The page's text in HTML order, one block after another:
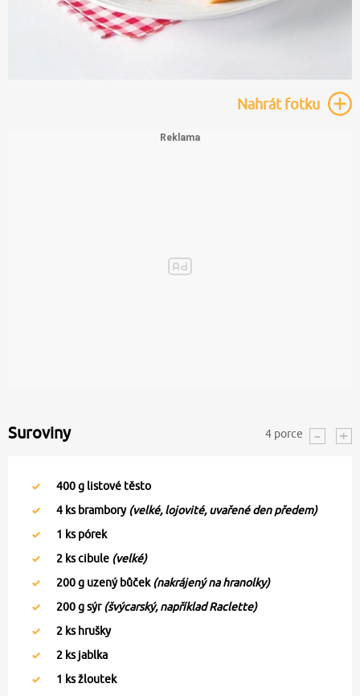
Nahrátfotku
Suroviny 4 porce
400g listové těsto
4 ks brambory(velké, lojovité, uvařené den předem)
1 ks pórek
2 ks cibule (velké)
200g uzený bůček(nakrájený na hranolky)
200g sýr(švýcarský, například Raclette)
2 ks hrušky
2 ks jablka
1 ks žloutek